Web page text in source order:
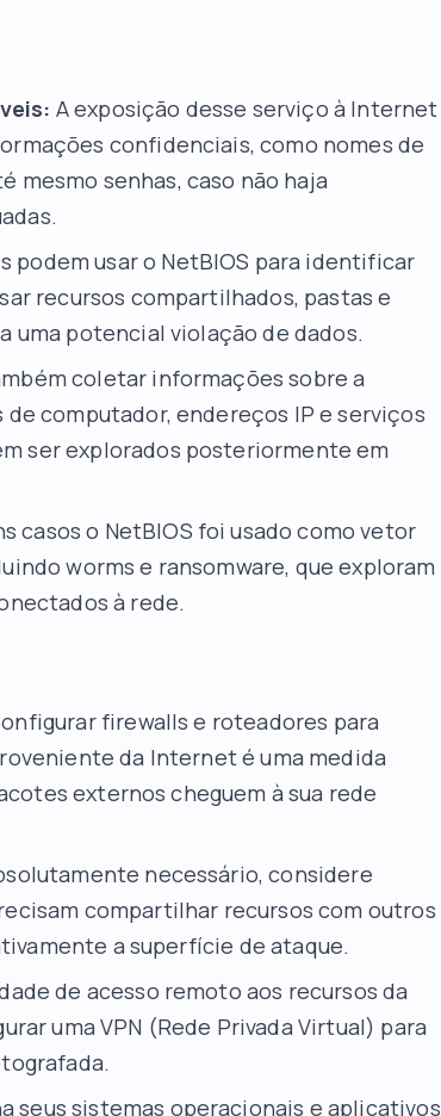
A exposição desse serviço à Internet
confidenciais, como nomes de
mesmo senhas, caso não haja
podem usar o NetBIOS para identificar
recursos compartilhados, pastas e
uma potencial violação de dados.
coletar informações sobre a
computador, endereços IP e serviços
ser explorados posteriormente em
casos o NetBIOS foi usado como vetor
worms e ransomware, que exploram
à rede.
firewalls e roteadores para
da Internet é uma medida
externos cheguem à sua rede
necessário, considere
compartilhar recursos com outros
a superfície de ataque.
de acesso remoto aos recursos da
uma VPN (Rede Privada Virtual) para
seus sistemas operacionais e aplicativos